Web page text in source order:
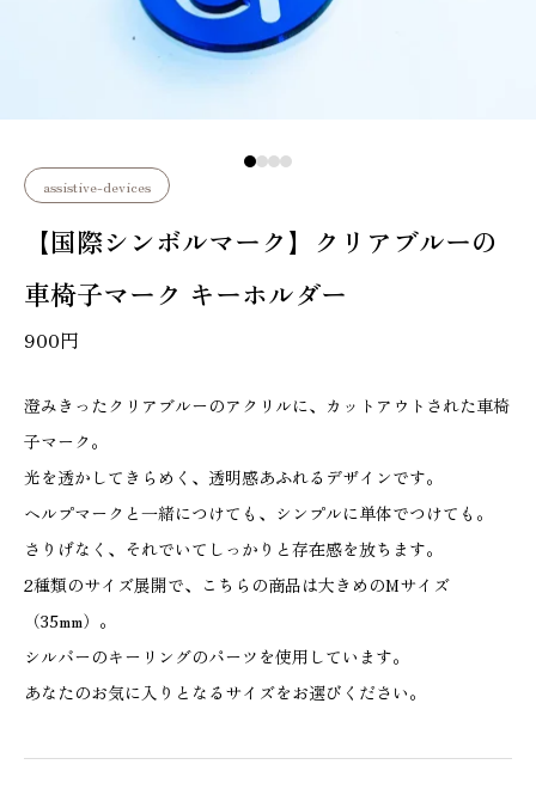
assistive-devices
【国際シンボルマーク】クリアブルーの
車椅子マーク キーホルダー
900円
澄みきったクリアブルーのアクリルに、カットアウトされた車椅
子マーク。
光を透かしてきらめく、透明感あふれるデザインです。
ヘルプマークと一緒につけても、シンプルに単体でつけても。
さりげなく、それでいてしっかりと存在感を放ちます。
2種類のサイズ展開で、こちらの商品は大きめのMサイズ
（35mm）。
シルバーのキーリングのパーツを使用しています。
あなたのお気に入りとなるサイズをお選びください。